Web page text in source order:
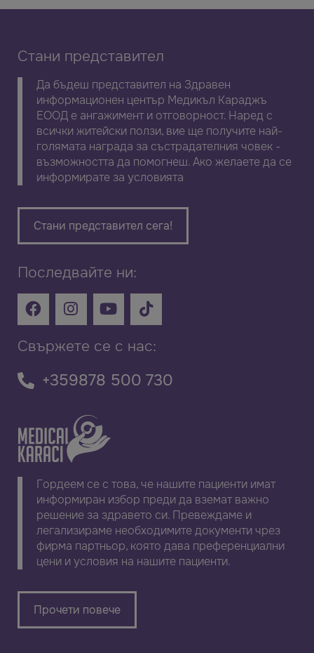
Стани представител
Да бъдеш представител на Здравен
информационен център Медикъл Караджъ
ЕООД е ангажимент и отговорност. Наред с
всички житейски ползи, вие ще получите най-
голямата награда за състрадателния човек -
възможността да помогнеш. Ако желаете да се
информирате за условията
Стани представител сега!
Последвайте ни:
Свържете се с нас:
+359878 500 730
Гордеем се с това, че нашите пациенти имат
информиран избор преди да вземат важно
решение за здравето си. Превеждаме и
легализираме необходимите документи чрез
фирма партньор, която дава преференциални
цени и условия на нашите пациенти.
Прочети повече